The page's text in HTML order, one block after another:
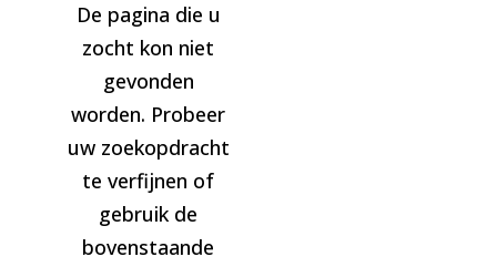
De pagina die u
zocht kon niet
gevonden
worden. Probeer
uw zoekopdracht
te verfijnen of
gebruik de
bovenstaande